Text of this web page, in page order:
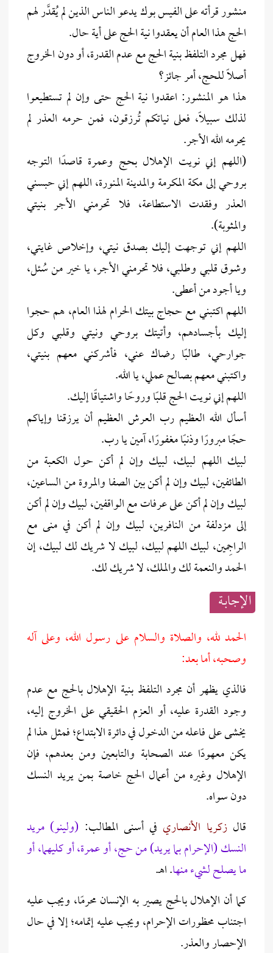
منشور قرأته على الفيس بوك يدعو الناس الذين لم يُقدَّر لهم
الحج هذا العام أن يعقدوا نية الحج على أية حال.
فهل مجرد التلفظ بنية الحج مع عدم القدرة، أو دون الخروج
أصلًا للحج، أمر جائز؟
هذا هو المنشور: اعقدوا نية الحج حتى وإن لم تستطيعوا
لذلك سبيلًا، فعلى نياتكم تُرزقون، فمن حرمه العذر لم
يحرمه الله الأجر.
(اللهم إني نويت الإهلال بحج وعمرة قاصدًا التوجه
بروحي إلى مكة المكرمة والمدينة المنورة، اللهم إني حبسني
العذر وفقدت الاستطاعة، فلا تحرمني الأجر بنيتي
والمثوبة).
اللهم إني توجهت إليك بصدق نيتي، وإخلاص غايتي،
وشوق قلبي وطلبي، فلا تحرمني الأجر، يا خير من سُئل،
ويا أجود من أعطى.
اللهم اكتبني مع حجاج بيتك الحرام لهذا العام، هم حجوا
إليك بأجسادهم، وأتيتك بروحي ونيتي وقلبي وكل
جوارحي، طالبًا رضاك عني، فأشركني معهم بنيتي،
واكتبني معهم بصالح عملي، يا الله.
اللهم إني نويت الحج قلبًا وروحًا واشتياقًا إليك.
أسأل الله العظيم رب العرش العظيم أن يرزقنا وإياكم
حجًا مبرورًا وذنبًا مغفورًا، آمين يا رب.
لبيك اللهم لبيك، لبيك وإن لم أكن حول الكعبة من
الطائفين، لبيك وإن لم أكن بين الصفا والمروة من الساعين،
لبيك وإن لم أكن على عرفات مع الواقفين، لبيك وإن لم أكن
إلى مزدلفة من النافرين، لبيك وإن لم أكن في منى مع
الراجِمين، لبيك اللهم لبيك، لبيك لا شريك لك لبيك، إن
الحمد والنعمة لك والملك، لا شريك لك.
الإجابــة
الحمد لله، والصلاة والسلام على رسول الله، وعلى آله
وصحبه، أما بعد:
فالذي يظهر أن مجرد التلفظ بنية الإهلال بالحج مع عدم
وجود القدرة عليه، أو العزم الحقيقي على الخروج إليه،
يخشى على فاعله من الدخول في دائرة الابتداع؛ فمثل هذا لم
يكن معهودًا عند الصحابة والتابعين ومن بعدهم، فإن
الإهلال وغيره من أعمال الحج خاصة بمن يريد النسك
دون سواه.
قالزكريا الأنصاري في أسنى المطالب: (ولينو) مريد
النسك (الإحرام بما يريد) من حج، أو عمرة، أو كليهما، أو
ما يصلح لشيء منها. اهـ.
كما أن الإهلال بالحج يصير به الإنسان محرمًا، ويجب عليه
اجتناب محظورات الإحرام، ويجب عليه إتمامه؛ إلا في حال
الإحصار والعذر.